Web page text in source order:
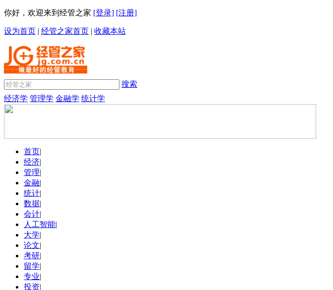
你好，欢迎来到经管之家 [登录] [注册]
设为首页 | 经管之家首页 | 收藏本站
搜索
经济学 管理学 金融学 统计学
首页|
经济|
管理|
金融|
统计|
数据|
会计|
人工智能|
大学|
论文|
考研|
留学|
专业|
投资|